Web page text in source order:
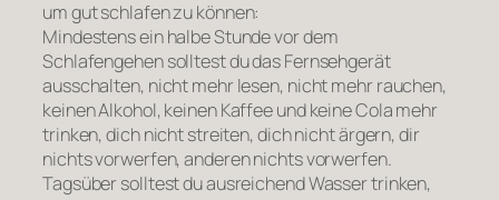
um gut schlafen zu können:
Mindestens ein halbe Stunde vor dem
Schlafengehen solltest du das Fernsehgerät
ausschalten, nicht mehr lesen, nicht mehr rauchen,
keinen Alkohol, keinen Kaffee und keine Cola mehr
trinken, dich nicht streiten, dich nicht ärgern, dir
nichts vorwerfen, anderen nichts vorwerfen.
Tagsüber solltest du ausreichend Wasser trinken,